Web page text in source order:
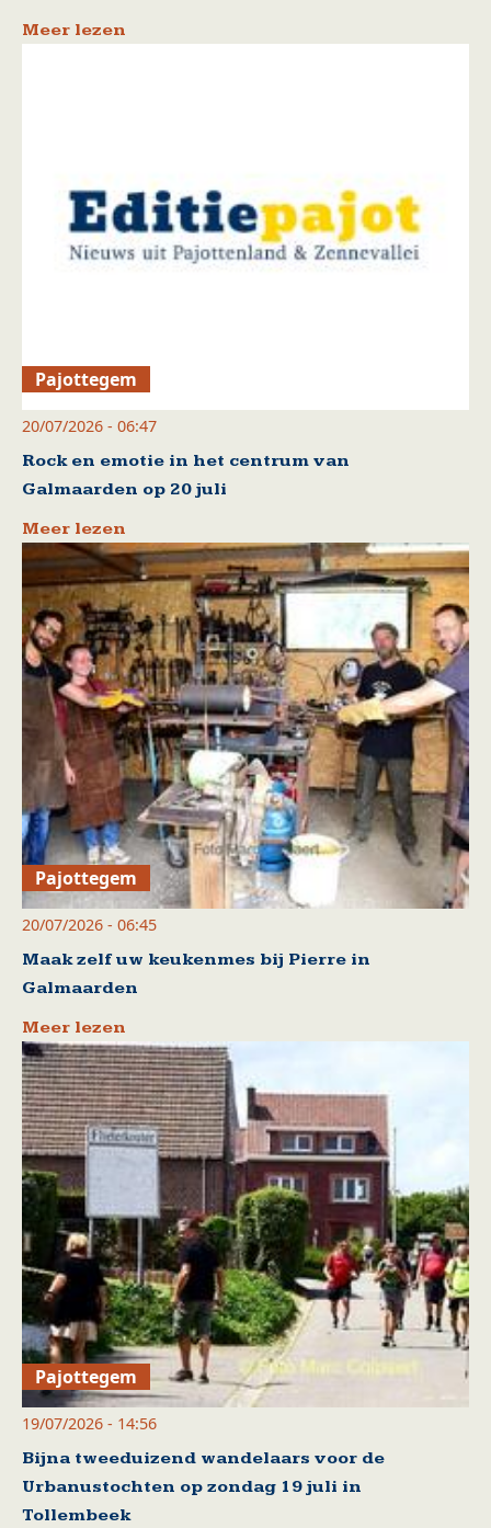
Meer lezen
Pajottegem
20/07/2026 - 06:47
Rock en emotie in het centrum van
Galmaarden op 20 juli
Meer lezen
Pajottegem
20/07/2026 - 06:45
Maak zelf uw keukenmes bij Pierre in
Galmaarden
Meer lezen
Pajottegem
19/07/2026 - 14:56
Bijna tweeduizend wandelaars voor de
Urbanustochten op zondag 19 juli in
Tollembeek